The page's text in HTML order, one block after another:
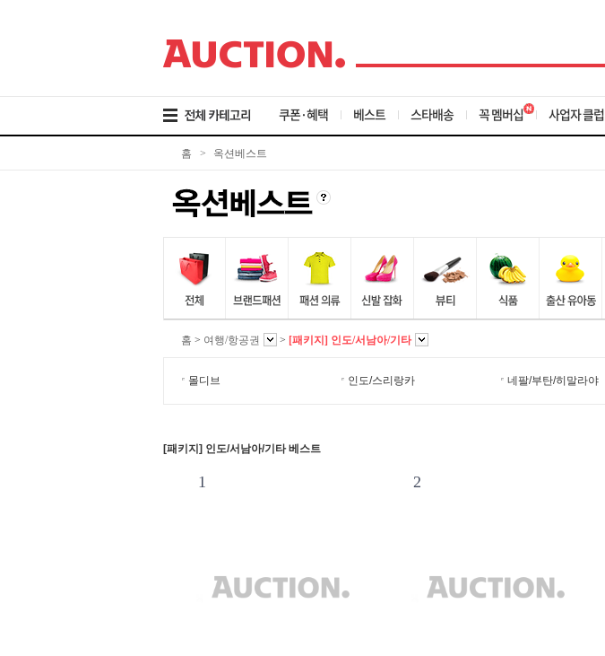
로
가
로
가
로
가
쿠폰·혜택 베스트 스타배송 꼭 멤버십 사업자 클럽
홈 > 옥션베스트
홈 > 여행/항공권 > [패키지] 인도/서남아/기타
몰디브 인도/스리랑카 네팔/부탄/히말라야
[패키지] 인도/서남아/기타 베스트
1 2